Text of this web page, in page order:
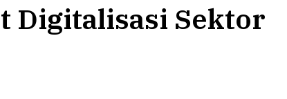
Digitalisasi Sektor